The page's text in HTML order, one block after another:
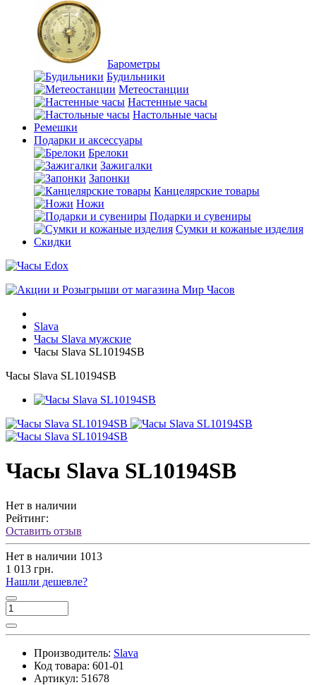
Барометры
Будильники
Метеостанции
Настенные часы
Настольные часы
Ремешки
Подарки и аксессуары
Брелоки
Зажигалки
Запонки
Канцелярские товары
Ножи
Подарки и сувениры
Сумки и кожаные изделия
Скидки
Slava
Часы Slava мужские
Часы Slava SL10194SB
Часы Slava SL10194SB
Часы Slava SL10194SB
Нет в наличии
Рейтинг:
Оставить отзыв
Нет в наличии 1013
1 013 грн.
Нашли дешевле?
Производитель: Slava
Код товара: 601-01
Артикул: 51678